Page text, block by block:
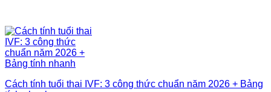
Cách tính tuổi thai IVF: 3 công thức chuẩn năm 2026 + Bảng